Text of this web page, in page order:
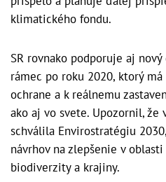
klimatického fondu.
SR rovnako podporuje aj
rámec po roku 2020, ktorý
ochrane a k reálnemu
ako aj vo svete. Upozornil, že
schválila Envirostratégiu
návrhov na zlepšenie v
biodiverzity a krajiny.